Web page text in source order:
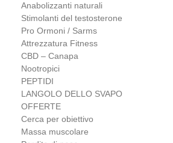
Anabolizzanti naturali
Stimolanti del testosterone
Pro Ormoni / Sarms
Attrezzatura Fitness
CBD – Canapa
Nootropici
PEPTIDI
LANGOLO DELLO SVAPO
OFFERTE
Cerca per obiettivo
Massa muscolare